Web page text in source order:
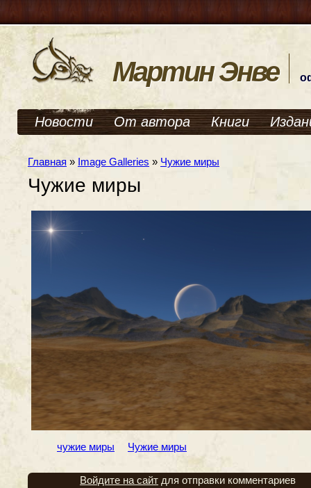
Мартин Энве
Новости От автора Книги
Главная » Image Galleries » Чужие миры
Чужие миры
чужие миры Чужие миры
Войдите на сайт для отправки комментариев